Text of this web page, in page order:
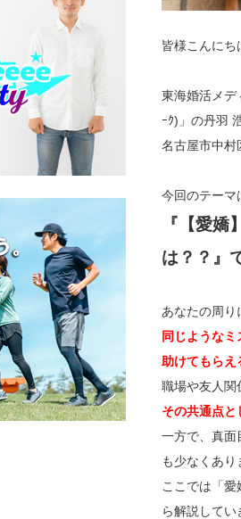
皆様こんにち
東海婚活メデ
ｰｸ)」の丹羽
名古屋市中村
今回のテーマ
『【愛
は？？』
あなたの周り
同じような
助けてもらえ
職場や友人関
その共通点と
一方で、真面
も少なくあり
ここでは「
ら解説してい